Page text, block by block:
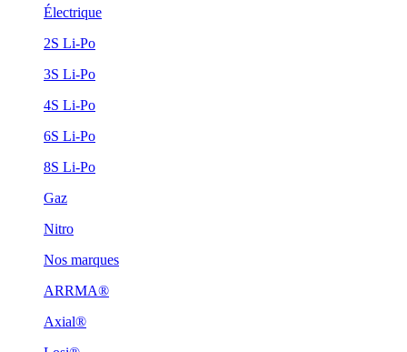
Électrique
2S Li-Po
3S Li-Po
4S Li-Po
6S Li-Po
8S Li-Po
Gaz
Nitro
Nos marques
ARRMA®
Axial®